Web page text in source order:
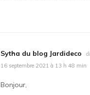
Sytha du blog Jardideco
16 septembre 2021 à 13 h 48 min
Bonjour,